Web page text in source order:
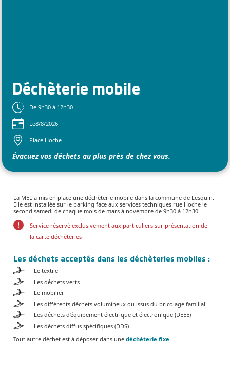
Déchèterie mobile
De 9h30 à 12h30
Le8/8/2026
Place Hoche
Évacuez vos déchets au plus près de chez vous.
La MEL a mis en place une déchèterie mobile dans la commune de Lesquin.
Elle est installée sur le parking face aux services techniques rue Hoche le
second samedi de chaque mois de mars à novembre de 9h30 à 12h30.
Service réservé exclusivement aux particuliers sur présentation de
la carte déchèteries
-------------------------------------------------------------
Les déchets acceptés dans les déchèteries mobiles :
Le textile
Les déchets verts
Le mobilier
Les différents déchets volumineux ou issus du bricolage familial
Les déchets d’équipement électrique et électronique (DEEE)
Les déchets diffus spécifiques (DDS)
Tout autre déchet est à déposer dans unedéchèterie fixe